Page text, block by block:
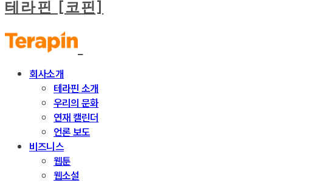
테라핀 [코핀]
회사소개
테라핀 소개
우리의 문화
연재 캘린더
언론 보도
비즈니스
웹툰
웹소설